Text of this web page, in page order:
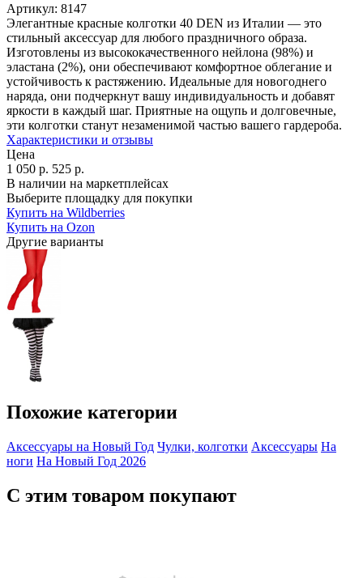
Артикул: 8147
Элегантные красные колготки 40 DEN из Италии — это
стильный аксессуар для любого праздничного образа.
Изготовлены из высококачественного нейлона (98%) и
эластана (2%), они обеспечивают комфортное облегание и
устойчивость к растяжению. Идеальные для новогоднего
наряда, они подчеркнут вашу индивидуальность и добавят
яркости в каждый шаг. Приятные на ощупь и долговечные,
эти колготки станут незаменимой частью вашего гардероба.
Характеристики и отзывы
Цена
1 050 р. 525 р.
В наличии на маркетплейсах
Выберите площадку для покупки
Купить на Wildberries
Купить на Ozon
Другие варианты
Похожие категории
Аксессуары на Новый Год Чулки, колготки Аксессуары На
ноги На Новый Год 2026
С этим товаром покупают